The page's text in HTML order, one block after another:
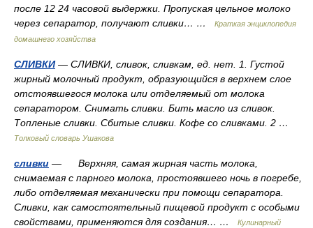
после 12 24 часовой выдержки. Пропуская цельное молоко
через сепаратор, получают сливки… …
Краткая энциклопедия
домашнего хозяйства
СЛИВКИ— СЛИВКИ, сливок, сливкам, ед. нет. 1. Густой
жирный молочный продукт, образующийся в верхнем слое
отстоявшегося молока или отделяемый от молока
сепаратором. Снимать сливки. Бить масло из сливок.
Топленые сливки. Сбитые сливки. Кофе со сливками. 2 …
Толковый словарь Ушакова
сливки — Верхняя, самая жирная часть молока,
снимаемая с парного молока, простоявшего ночь в погребе,
либо отделяемая механически при помощи сепаратора.
Сливки, как самостоятельный пищевой продукт с особыми
свойствами, применяются для создания… …
Кулинарный